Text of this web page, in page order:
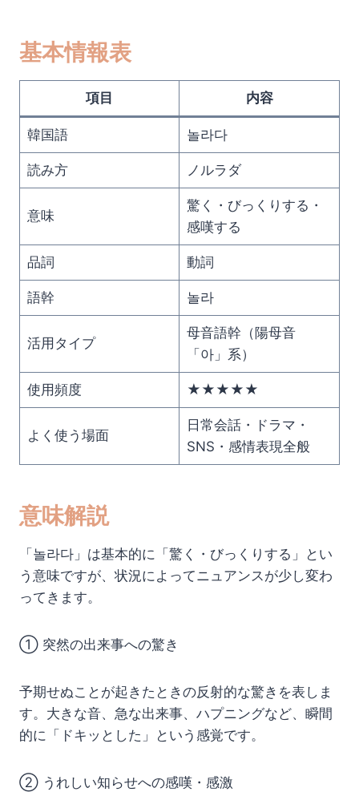
基本情報表
項目 内容
韓国語 놀라다
読み方 ノルラダ
意味
驚く・びっくりする・
感嘆する
品詞 動詞
語幹 놀라
活用タイプ
母音語幹（陽母音
「아」系）
使用頻度 ★★★★★
よく使う場面
日常会話・ドラマ・
SNS・感情表現全般
意味解説
「놀라다」は基本的に「驚く・びっくりする」とい
う意味ですが、状況によってニュアンスが少し変わ
ってきます。
① 突然の出来事への驚き
予期せぬことが起きたときの反射的な驚きを表しま
す。大きな音、急な出来事、ハプニングなど、瞬間
的に「ドキッとした」という感覚です。
② うれしい知らせへの感嘆・感激